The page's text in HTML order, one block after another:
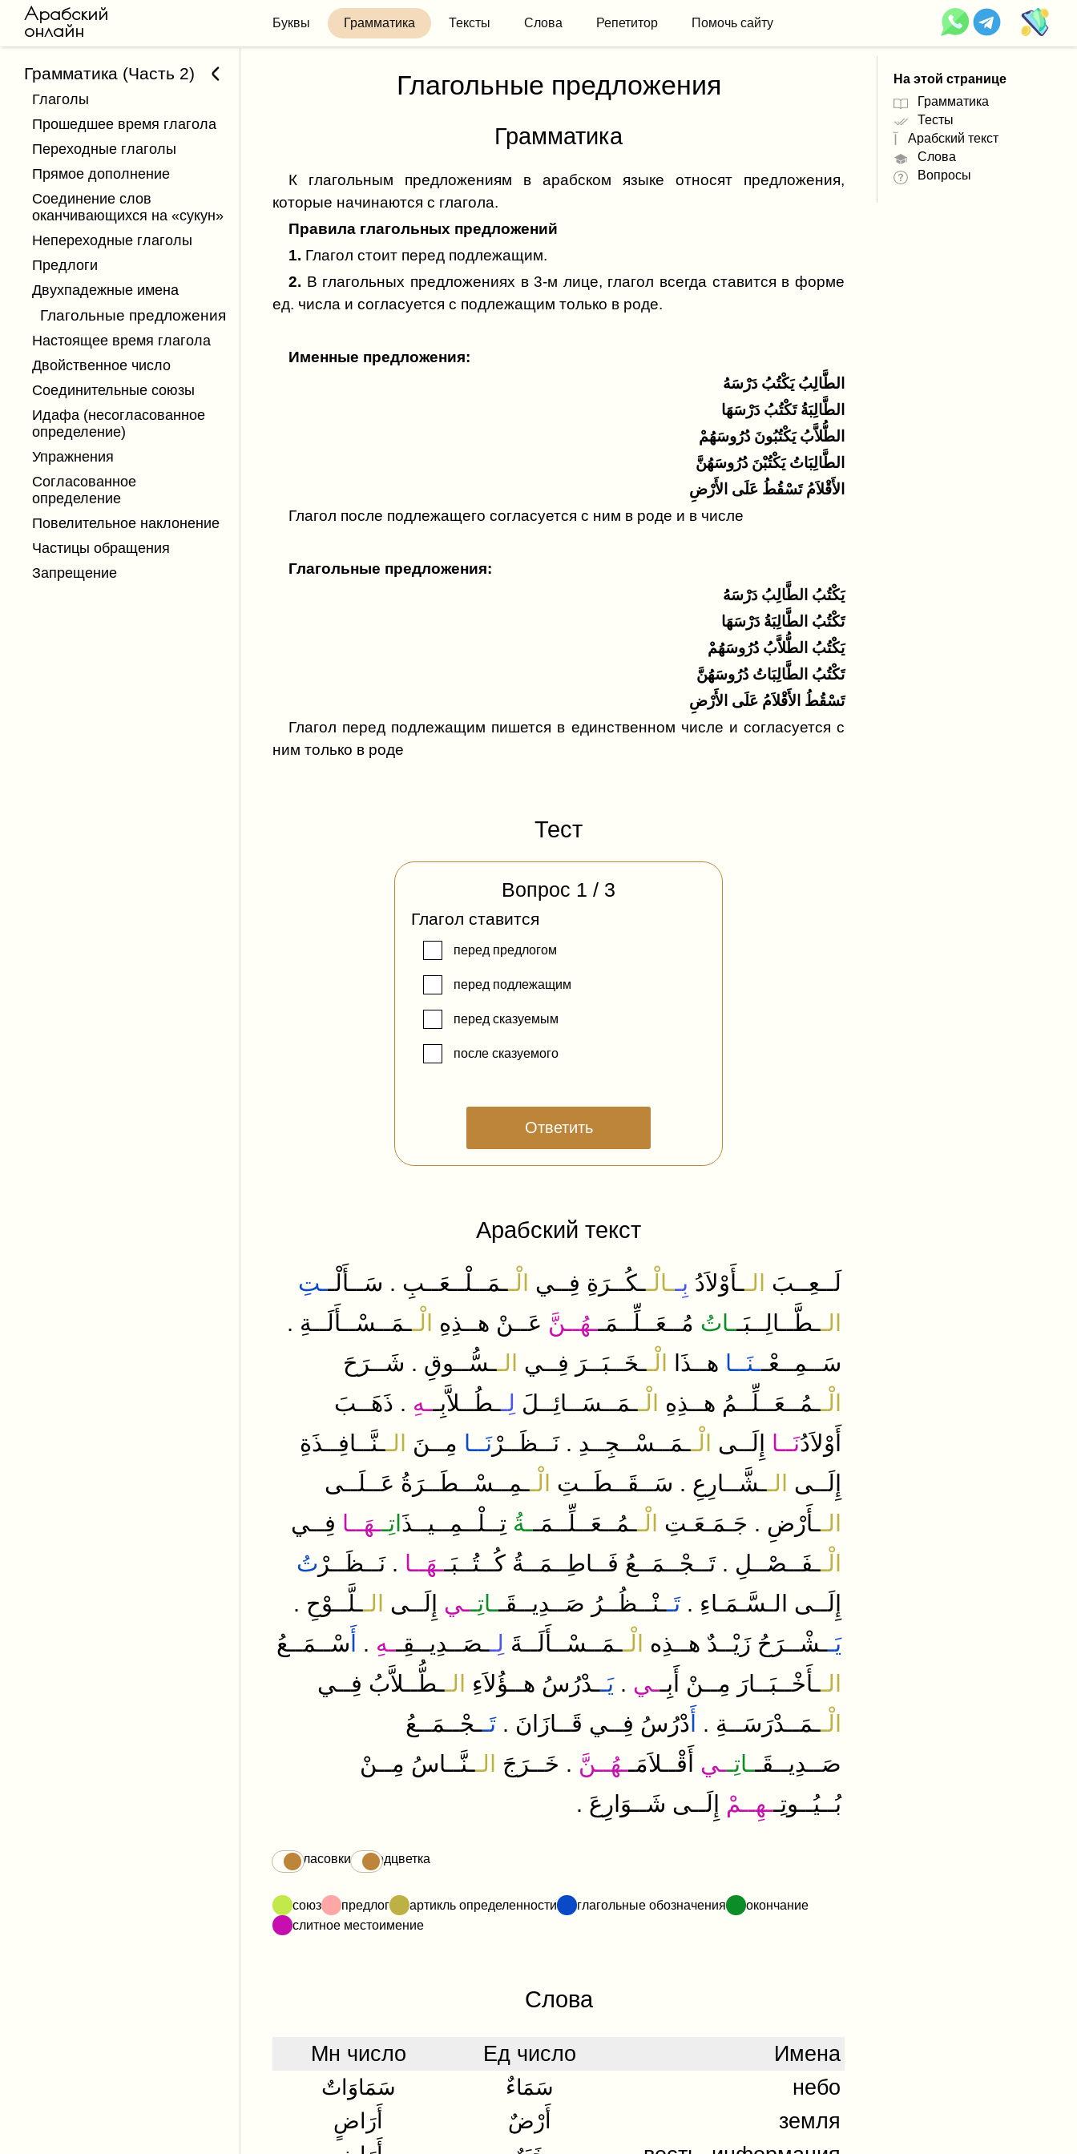
Арабский
онлайн
Буквы Грамматика Тексты Слова Репетитор Помочь сайту
Грамматика (Часть 2)
Глаголы
Прошедшее время глагола
Переходные глаголы
Прямое дополнение
Соединение слов
оканчивающихся на «сукун»
Непереходные глаголы
Предлоги
Двухпадежные имена
Глагольные предложения
Настоящее время глагола
Двойственное число
Соединительные союзы
Идафа (несогласованное
определение)
Упражнения
Согласованное
определение
Повелительное наклонение
Частицы обращения
Запрещение
Глагольные предложения
Грамматика
К глагольным предложениям в арабском языке относят предложения,
которые начинаются с глагола.
Правила глагольных предложений
1. Глагол стоит перед подлежащим.
2. В глагольных предложениях в 3-м лице, глагол всегда ставится в форме
ед. числа и согласуется с подлежащим только в роде.
Именные предложения:
الطَّالِبُ يَكْتُبُ دَرْسَهُ
الطَّالِبَةُ تَكْتُبُ دَرْسَهَا
الطُّلاَّبُ يَكْتُبُونَ دُرُوسَهُمْ
الطَّالِبَاتُ يَكْتُبْنَ دُرُوسَهُنَّ
الأَقْلاَمُ تَسْقُطُ عَلَى الأَرْضِ
Глагол после подлежащего согласуется с ним в роде и в числе
Глагольные предложения:
يَكْتُبُ الطَّالِبُ دَرْسَهُ
تَكْتُبُ الطَّالِبَةُ دَرْسَهَا
يَكْتُبُ الطُّلاَّبُ دُرُوسَهُمْ
تَكْتُبُ الطَّالِبَاتُ دُرُوسَهُنَّ
تَسْقُطُ الأَقْلاَمُ عَلَى الأَرْضِ
Глагол перед подлежащим пишется в единственном числе и согласуется с
ним только в роде
Тест
Вопрос 1 / 3
Глагол ставится
перед предлогом
перед подлежащим
перед сказуемым
после сказуемого
Ответить
Арабский текст
لَــعِــبَ الــأَوْلاَدُ بِــالْــكُــرَةِ فِــي الْــمَــلْــعَــبِ . سَــأَلْــتِ
الــطَّــالِــبَــاتُ مُــعَــلِّــمَــهُــنَّ عَــنْ هــذِهِ الْــمَــسْــأَلَــةِ .
سَــمِــعْــنَــا هــذَا الْــخَــبَــرَ فِــي الــسُّــوقِ . شَــرَحَ
الْــمُــعَــلِّــمُ هــذِهِ الْــمَــسَــائِــلَ لِــطُــلاَّبِــهِ . ذَهَــبَ
أَوْلاَدُنَــا إِلَــى الْــمَــسْــجِــدِ . نَــظَــرْنَــا مِــنَ الــنَّــافِــذَةِ
إِلَــى
الــشَّــارِعِ . سَــقَــطَــتِ الْــمِــسْــطَــرَةُ عَــلَــى
الــأَرْضِ . جَـمَـعَـتِ الْــمُــعَــلِّــمَــةُ تِــلْــمِــيــذَ اتِــهَــا فِــي
الْــفَــصْــلِ . تَــجْــمَــعُ فَــاطِــمَــةُ كُــتُــبَــهَــا . نَــظَــرْ تُ
إِلَــى الـسَّـمَـاءِ . تَــنْــظُــرُ صَــدِيــقَــاتِــي إِلَــى الــلَّــوْحِ .
يَــشْــرَحُ زَيْــدٌ هــذِه الْــمَــسْــأَلَــةَ لِــصَــدِيــقِــهِ .
سْــمَــعُ
الــأَخْــبَــارَ مِــنْ أَبِــي . يَــدْرُسُ هــؤُلاَءِ الــطُّــلاَّبُ فِــي
الْــمَــدْرَسَــةِ . دْرُسُ فِــي قَــازَانَ . تَــجْــمَــعُ
صَــدِيــقَــاتِــي أَقْــلاَمَــهُــنَّ . خَــرَجَ الــنَّــاسُ مِــنْ
بُــيُــوتِــهِــمْ إِلَــى شَــوَارِعَ .
Огласовки Подцветка
союз предлог артикль определенности глагольные обозначения
окончание
слитное местоимение
Слова
Мн число Ед число
Имена
سَمَاوَاتٌ
سَمَاءٌ
небо
أَرَاضٍ
أَرْضٌ
земля
أَرْضٌ
На этой странице
Грамматика
Тесты
Арабский текст
Слова
Вопросы